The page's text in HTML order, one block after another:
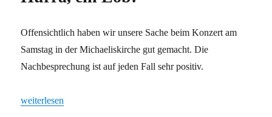
Offensichtlich haben wir unsere Sache beim Konzert am
Samstag in der Michaeliskirche gut gemacht. Die
Nachbesprechung ist auf jeden Fall sehr positiv.
„Hurra, ein Lob!“
weiterlesen